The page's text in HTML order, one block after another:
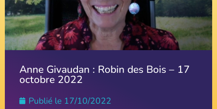
Anne Givaudan : Robin des Bois – 17
octobre 2022
Publié le 17/10/2022